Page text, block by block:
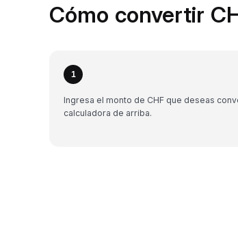
Cómo convertir
1
Ingresa el monto de CHF que deseas
calculadora de arriba.